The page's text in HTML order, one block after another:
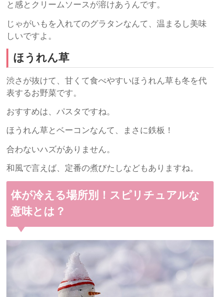
と感とクリームソースが溶けあうんです。
じゃがいもを入れてのグラタンなんて、温まるし美味
しいですよ。
ほうれん草
渋さが抜けて、甘くて食べやすいほうれん草も冬を代
表するお野菜です。
おすすめは、パスタですね。
ほうれん草とベーコンなんて、まさに鉄板！
合わないハズがありません。
和風で言えば、定番の煮びたしなどもありますね。
体が冷える場所別！スピリチュアルな
意味とは？